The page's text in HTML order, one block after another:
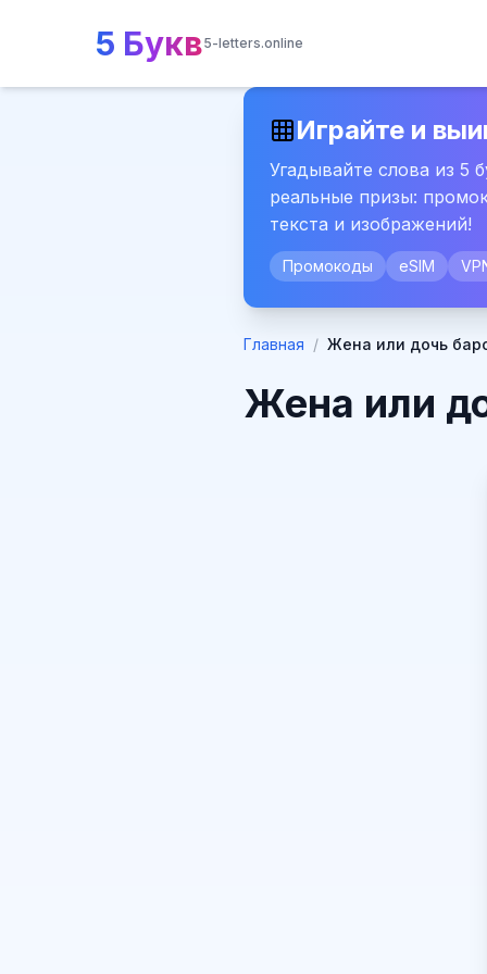
5 Букв5-letters.online
Играйте и
Угадывайте слова из 5
реальные призы:
текста и изображений!
Промокоды eSIM
Главная / Жена или дочь
Жена или